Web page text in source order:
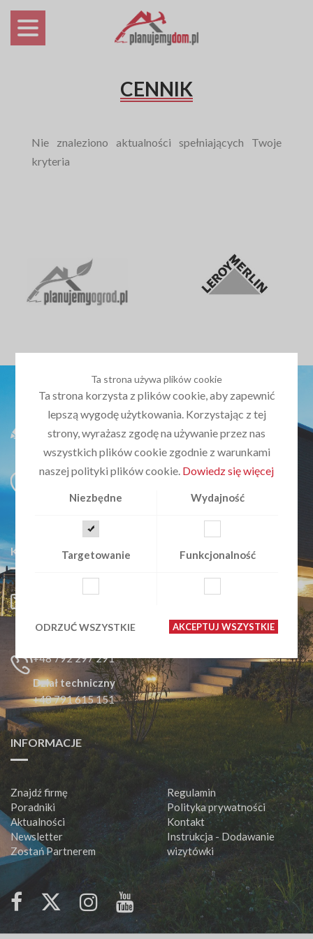
CENNIK
Nie znaleziono aktualności spełniających Twoje
kryteria
ul. Barcelońska 62
Katowice 40-683
KONTAKT Z NAMI
Dział handlowy
+48 792 297 291
Dział techniczny
+48 791 615 151
INFORMACJE
Znajdź firmę
Poradniki
Aktualności
Newsletter
Zostań Partnerem
Regulamin
Polityka prywatności
Kontakt
Instrukcja - Dodawanie
wizytówki
Ta strona używa plików cookie
Ta strona korzysta z plików cookie, aby zapewnić
lepszą wygodę użytkowania. Korzystając z tej
strony, wyrażasz zgodę na używanie przez nas
wszystkich plików cookie zgodnie z warunkami
naszej polityki plików cookie. Dowiedz się więcej
Niezbędne Wydajność
Targetowanie Funkcjonalność
ODRZUĆ WSZYSTKIE AKCEPTUJ WSZYSTKIE